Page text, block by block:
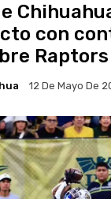
con
Raptors
12 De Mayo De